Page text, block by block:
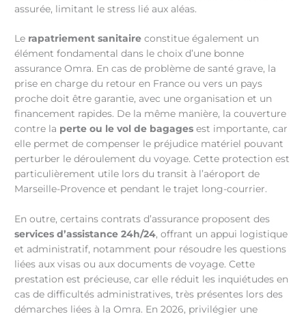
assurée, limitant le stress lié aux aléas.
Le rapatriement sanitaire constitue également un
élément fondamental dans le choix d’une bonne
assurance Omra. En cas de problème de santé grave, la
prise en charge du retour en France ou vers un pays
proche doit être garantie, avec une organisation et un
financement rapides. De la même manière, la couverture
contre la perte ou le vol de bagages est importante, car
elle permet de compenser le préjudice matériel pouvant
perturber le déroulement du voyage. Cette protection est
particulièrement utile lors du transit à l’aéroport de
Marseille-Provence et pendant le trajet long-courrier.
En outre, certains contrats d’assurance proposent des
services d’assistance 24h/24, offrant un appui logistique
et administratif, notamment pour résoudre les questions
liées aux visas ou aux documents de voyage. Cette
prestation est précieuse, car elle réduit les inquiétudes en
cas de difficultés administratives, très présentes lors des
démarches liées à la Omra. En 2026, privilégier une